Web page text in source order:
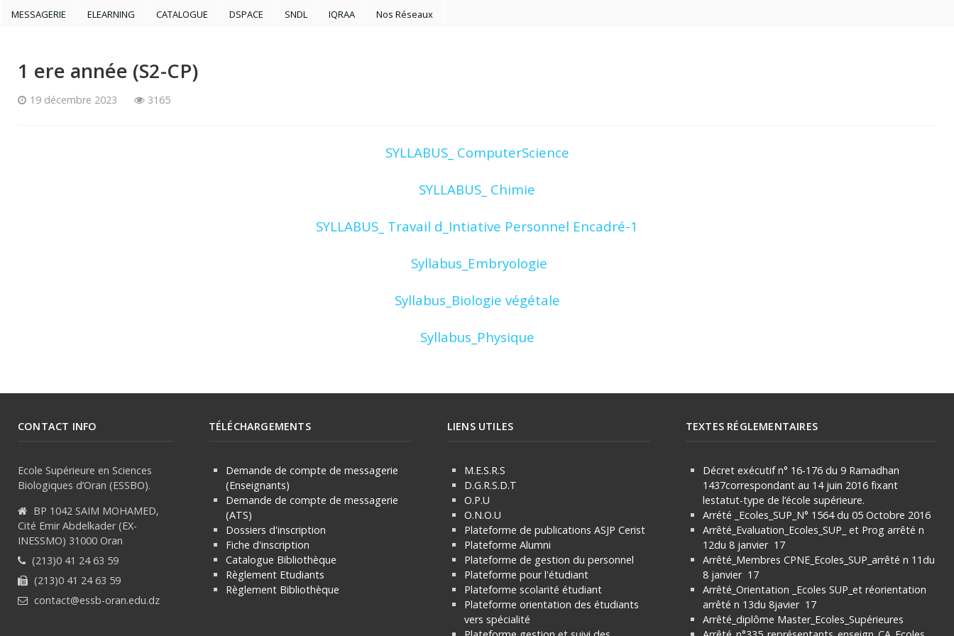
MESSAGERIE ELEARNING CATALOGUE DSPACE SNDL IQRAA Nos Réseaux
1 ere année (S2-CP)
19 décembre 2023 3165
SYLLABUS_ ComputerScience
SYLLABUS_ Chimie
SYLLABUS_ Travail d_Intiative Personnel Encadré-1
Syllabus_Embryologie
Syllabus_Biologie végétale
Syllabus_Physique
CONTACT INFO
Ecole Supérieure en Sciences
Biologiques d’Oran (ESSBO).
BP 1042 SAIM MOHAMED,
Cité Emir Abdelkader (EX-
INESSMO) 31000 Oran
(213)0 41 24 63 59
(213)0 41 24 63 59
contact@essb-oran.edu.dz
TÉLÉCHARGEMENTS
Demande de compte de messagerie
(Enseignants)
Demande de compte de messagerie
(ATS)
Dossiers d'inscription
Fiche d'inscription
Catalogue Bibliothèque
Règlement Etudiants
RèglementBibliothèque
LIENS UTILES
M.E.S.R.S
D.G.R.S.D.T
O.P.U
O.N.O.U
Plateforme de publications ASJP Cerist
Plateforme Alumni
Plateforme de gestion du personnel
Plateforme pour l'étudiant
Plateforme scolarité étudiant
Plateforme orientation des étudiants
vers spécialité
TEXTES RÉGLEMENTAIRES
Décret exécutif n° 16-176 du 9 Ramadhan
1437correspondant au 14 juin 2016 fixant
lestatut-type de l’école supérieure.
Arrété _Ecoles_SUP_N° 1564 du 05 Octobre 2016
Arrêté_Evaluation_Ecoles_SUP_ et Prog arrêté n
12du 8 janvier 17
Arrêté_Membres CPNE_Ecoles_SUP_arrêté n 11du
8 janvier 17
Arrêté_Orientation _Ecoles SUP_et réorientation
arrêté n 13du 8javier 17
Arrêté_diplôme Master_Ecoles_Supérieures